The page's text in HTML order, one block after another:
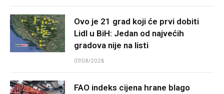
Ovo je 21 grad koji će prvi dobiti
Lidl u BiH: Jedan od najvećih
gradova nije na listi
07/08/2026
FAO indeks cijena hrane blago